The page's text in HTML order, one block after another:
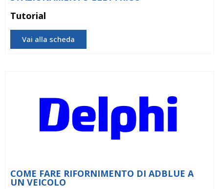
Tutorial
Vai alla scheda
COME FARE RIFORNIMENTO DI ADBLUE A
UN VEICOLO